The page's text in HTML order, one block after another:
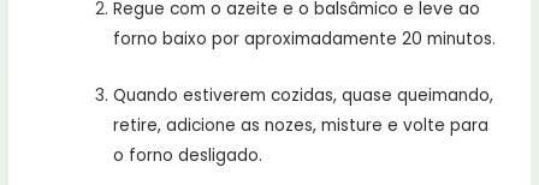
Regue com o azeite e o balsâmico e leve ao
forno baixo por aproximadamente 20 minutos.
Quando estiverem cozidas, quase queimando,
retire, adicione as nozes, misture e volte para
o forno desligado.